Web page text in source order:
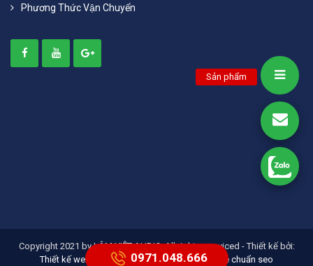
Phương Thức Vận Chuyển
Copyright 2021 by LÂM VIỆT AUDIO, All right reserviced - Thiết kế bởi:
Thiết kế website doanh nghiệp thiết kế website chuẩn seo
0971.048.666
Sản phẩm